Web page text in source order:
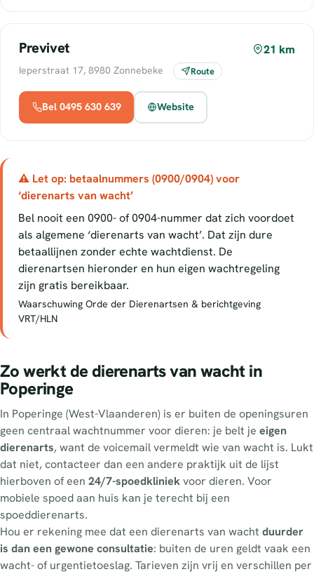
Previvet 21 km
Ieperstraat 17, 8980 Zonnebeke Route
Bel 0495 630 639 Website
⚠ Let op: betaalnummers (0900/0904) voor
‘dierenarts van wacht’
Bel nooit een 0900- of 0904-nummer dat zich voordoet
als algemene ‘dierenarts van wacht’. Dat zijn dure
betaallijnen zonder echte wachtdienst. De
dierenartsen hieronder en hun eigen wachtregeling
zijn gratis bereikbaar.
Waarschuwing Orde der Dierenartsen & berichtgeving
VRT/HLN
Zo werkt de dierenarts van wacht in
Poperinge
In Poperinge (West-Vlaanderen) is er buiten de openingsuren
geen centraal wachtnummer voor dieren: je belt je eigen
dierenarts, want de voicemail vermeldt wie van wacht is. Lukt
dat niet, contacteer dan een andere praktijk uit de lijst
hierboven of een 24/7-spoedkliniekvoor dieren. Voor
mobiele spoed aan huis kan je terecht bij een
spoeddierenarts.
Hou er rekening mee dat een dierenarts van wacht duurder
is dan een gewone consultatie: buiten de uren geldt vaak een
wacht- of urgentietoeslag. Tarieven zijn vrij en verschillen per